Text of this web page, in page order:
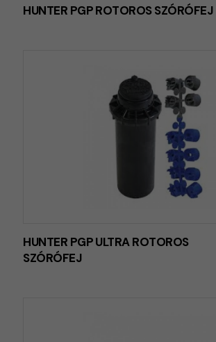
HUNTER PGP ROTOROS SZÓRÓFEJ
HUNTER PGP ULTRA ROTOROS
SZÓRÓFEJ